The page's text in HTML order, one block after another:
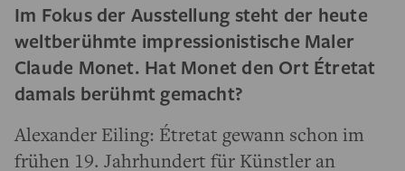
Im Fokus der Ausstellung steht der heute
weltberühmte impressionistische Maler
Claude Monet. Hat Monet den Ort Étretat
damals berühmt gemacht?
Alexander Eiling: Étretat gewann schon im
frühen 19. Jahrhundert für Künstler an